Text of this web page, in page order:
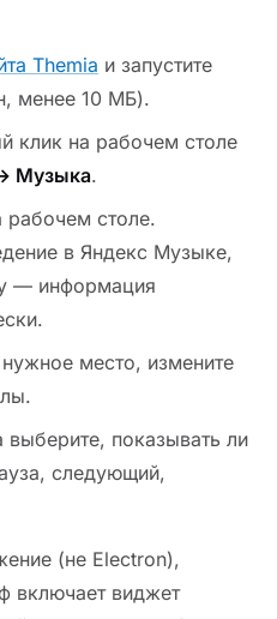
Themia и запустите
менее 10 МБ).
клик на рабочем столе
Музыка.
рабочем столе.
в Яндекс Музыке,
— информация
место, измените
выберите, показывать ли
следующий,
(не Electron),
включает виджет